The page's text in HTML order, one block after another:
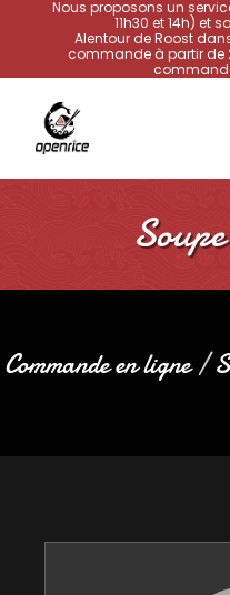
Nous proposons un
11h30 et 14h) et
Alentour de Roost
commande à partir de
Commande en ligne/